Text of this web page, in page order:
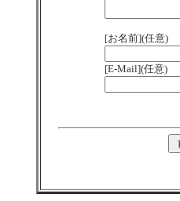
[お名前](任意)
[E-Mail](任意)